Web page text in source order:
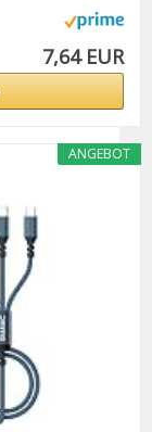
7,64 EUR
ANGEBOT